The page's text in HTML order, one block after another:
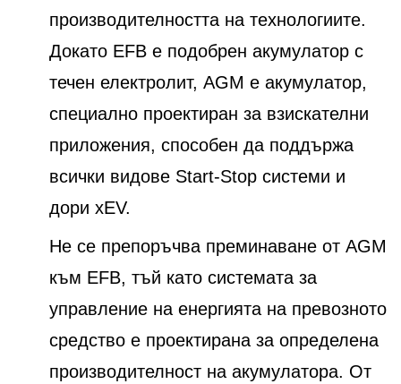
производителността на технологиите.
Докато EFB е подобрен акумулатор с
течен електролит, AGM е акумулатор,
специално проектиран за взискателни
приложения, способен да поддържа
всички видове Start-Stop системи и
дори xEV.
Не се препоръчва преминаване от AGM
към EFB, тъй като системата за
управление на енергията на превозното
средство е проектирана за определена
производителност на акумулатора. От